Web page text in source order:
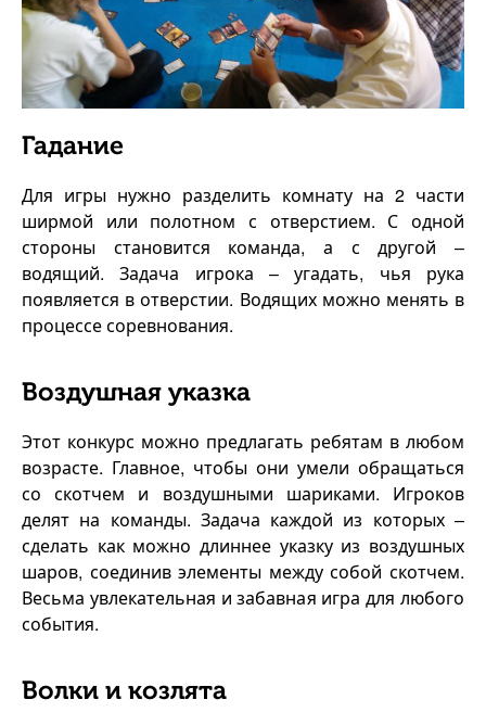
Гадание
Для игры нужно разделить комнату на 2 части
ширмой или полотном с отверстием. С одной
стороны становится команда, а с другой –
водящий. Задача игрока – угадать, чья рука
появляется в отверстии. Водящих можно менять в
процессе соревнования.
Воздушная указка
Этот конкурс можно предлагать ребятам в любом
возрасте. Главное, чтобы они умели обращаться
со скотчем и воздушными шариками. Игроков
делят на команды. Задача каждой из которых –
сделать как можно длиннее указку из воздушных
шаров, соединив элементы между собой скотчем.
Весьма увлекательная и забавная игра для любого
события.
Волки и козлята